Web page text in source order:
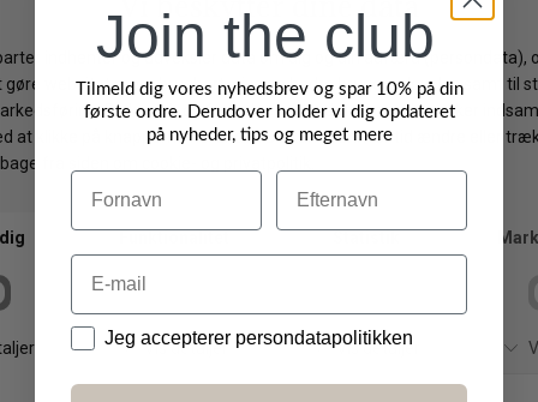
Vi anbefaler også
-50%
Join the club
Tilmeld dig vores nyhedsbrev og spar 10% på din
første ordre. Derudover holder vi dig opdateret
på nyheder, tips og meget mere
Navn Efternavn
Email
DataJeg accepterer persondatapolitikken